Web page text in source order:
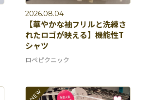
2026.08.04
【華やかな袖フリルと洗練さ
れたロゴが映える】機能性T
シャツ
ロペピクニック